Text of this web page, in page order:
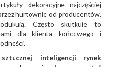
dekoracyjne najczęściej
hurtownie od producentów,
Często skutkuje to
dla klienta końcowego i
inteligencji rynek